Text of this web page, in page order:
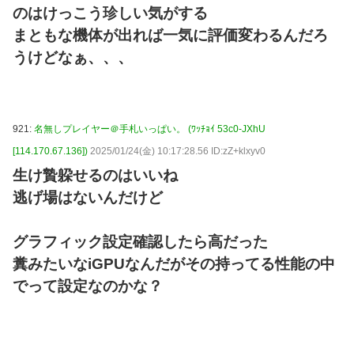
のはけっこう珍しい気がする
まともな機体が出れば一気に評価変わるんだろ
うけどなぁ、、、
921: 名無しプレイヤー＠手札いっぱい。 (ﾜｯﾁｮｲ 53c0-JXhU
[114.170.67.136]) 2025/01/24(金) 10:17:28.56 ID:zZ+klxyv0
生け贄躱せるのはいいね
逃げ場はないんだけど
グラフィック設定確認したら高だった
糞みたいなiGPUなんだがその持ってる性能の中
でって設定なのかな？